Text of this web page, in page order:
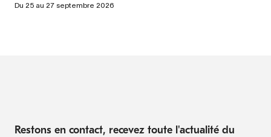
Du 25 au 27 septembre 2026
Restons en contact, recevez toute l'actualité du